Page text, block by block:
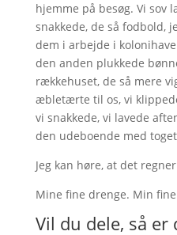
hjemme på besøg. Vi sov
snakkede, de så fodbold,
dem i arbejde i
den anden plukkede
rækkehuset, de så mere
æbletærte til os, vi
vi snakkede, vi lavede
den udeboende med
Jeg kan høre, at det
Mine fine drenge. Min
Vil du dele, så er